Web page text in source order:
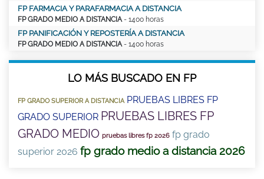
FP FARMACIA Y PARAFARMACIA A DISTANCIA
FP GRADO MEDIO A DISTANCIA- 1400 horas
FP PANIFICACIÓN Y REPOSTERÍA A DISTANCIA
FP GRADO MEDIO A DISTANCIA- 1400 horas
LO MÁS BUSCADO EN FP
FP GRADO SUPERIOR A DISTANCIA PRUEBAS LIBRES FP
GRADO SUPERIOR PRUEBAS LIBRES FP
GRADO MEDIO pruebas libres fp 2026 fp grado
superior 2026 fp grado medio a distancia 2026